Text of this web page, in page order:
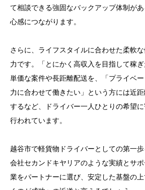
て相談できる強固なバックアップ体制が
心感につながります。
さらに、ライフスタイルに合わせた柔軟
力です。「とにかく高収入を目指して稼
単価な案件や長距離配送を、「プライベ
力に合わせて働きたい」という方には近
するなど、ドライバー一人ひとりの希望
行われています。
越谷市で軽貨物ドライバーとしての第一
会社セカンドキヤリアのような実績とサ
業をパートナーに選び、安定した基盤の